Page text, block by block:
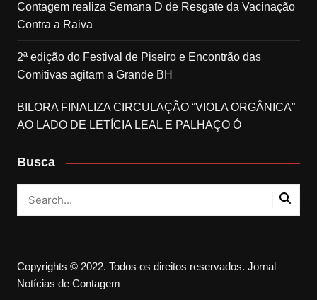
Contagem realiza Semana D de Resgate da Vacinação
Contra a Raiva
2ª edição do Festival de Piseiro e Encontrão das
Comitivas agitam a Grande BH
BILORA FINALIZA CIRCULAÇÃO “VIOLA ORGÂNICA”
AO LADO DE LETÍCIA LEAL E PALHAÇO Ó
Busca
Copyrights © 2022. Todos os direitos reservados. Jornal
Notícias de Contagem